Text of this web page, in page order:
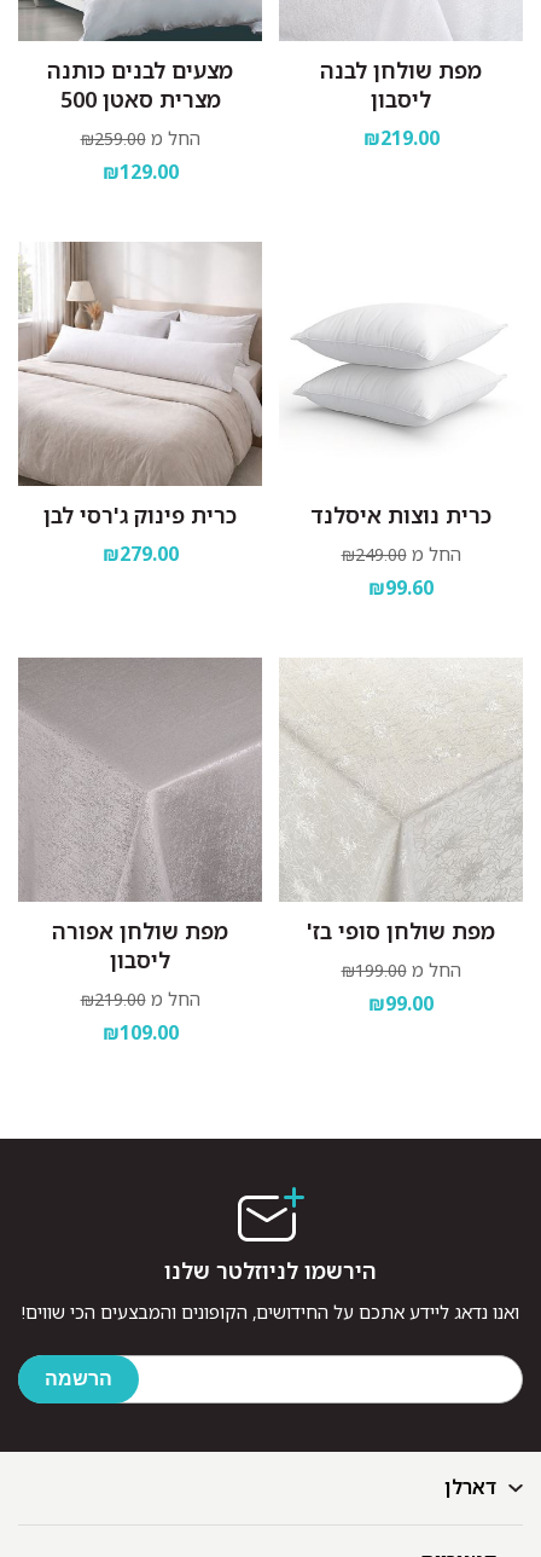
מפת שולחן לבנה
ליסבון
₪219.00
מצעים לבנים כותנה
מצרית סאטן 500
החל מ ₪259.00
₪129.00
כרית נוצות איסלנד
החל מ ₪249.00
₪99.60
כרית פינוק ג'רסי לבן
₪279.00
מפת שולחן סופי בז'
החל מ ₪199.00
₪99.00
מפת שולחן אפורה
ליסבון
החל מ ₪219.00
₪109.00
דארלן
הירשמו לניוזלטר שלנו
ואנו נדאג ליידע אתכם על החידושים, הקופונים והמבצעים הכי שווים!